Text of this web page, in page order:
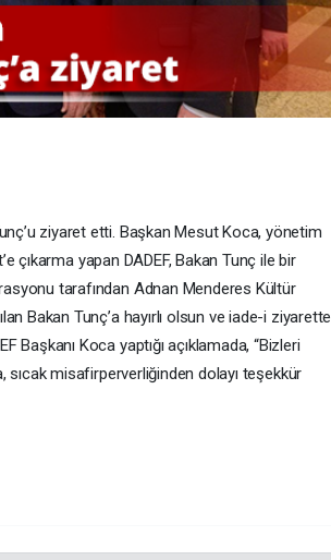
ziyaret etti. Başkan Mesut Koca, yönetim
çıkarma yapan DADEF, Bakan Tunç ile bir
tarafından Adnan Menderes Kültür
Bakan Tunç’a hayırlı olsun ve iade-i ziyarette
Başkanı Koca yaptığı açıklamada, “Bizleri
sıcak misafirperverliğinden dolayı teşekkür